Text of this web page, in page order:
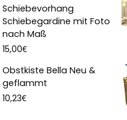
Schiebevorhang
Schiebegardine mit Foto
nach Maß
15,00€
Obstkiste Bella Neu &
geflammt
10,23€